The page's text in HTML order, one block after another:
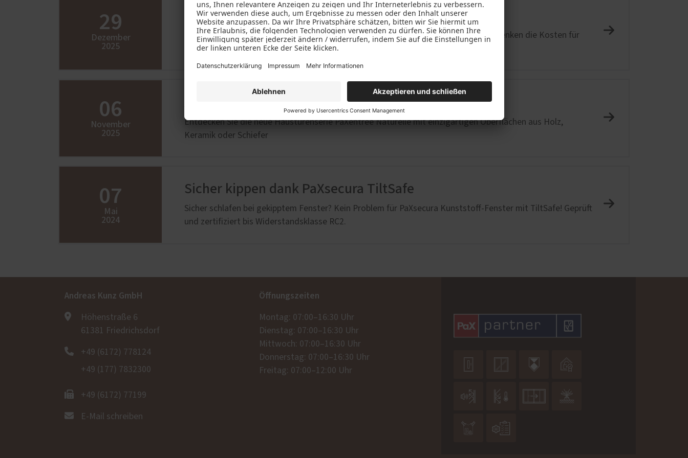
29
Dezember
2025
Rundum Schutz für Ihr Zuhause
Neue PaX-Fenster sorgen für eine enorme Verbesserung Ihres Energiebedarfs und senken die Kosten für
Heizen oder Klimatisieren
06
November
2025
Aluminium-Haustüren mit natürlichen Oberflächen
Entdecken Sie die neue Haustürenserie PaXentrée Naturelle mit einzigartigen Oberflächen aus Holz,
Keramik oder Schiefer
07
Mai
2024
Sicher kippen dank PaXsecura TiltSafe
Sicher schlafen bei gekipptem Fenster? Kein Problem für PaXsecura Kunststoff-Fenster mit TiltSafe! Geprüft
und zertifiziert bis Widerstandsklasse RC2.
Andreas Kunz GmbH
Höhenstraße 6
61381 Friedrichsdorf
+49 (6172) 778124
+49 (177) 7832300
+49 (6172) 77199
E-Mail schreiben
Öffnungszeiten
Montag: 07:00–16:30 Uhr
Dienstag: 07:00–16:30 Uhr
Mittwoch: 07:00–16:30 Uhr
Donnerstag: 07:00–16:30 Uhr
Freitag: 07:00–12:00 Uhr
  
   
 